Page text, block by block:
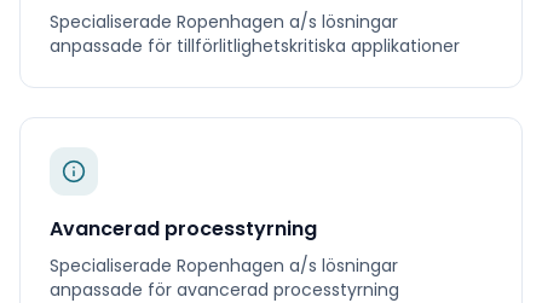
Specialiserade Ropenhagen a/s lösningar
anpassade för tillförlitlighetskritiska applikationer
Avancerad processtyrning
Specialiserade Ropenhagen a/s lösningar
anpassade för avancerad processtyrning